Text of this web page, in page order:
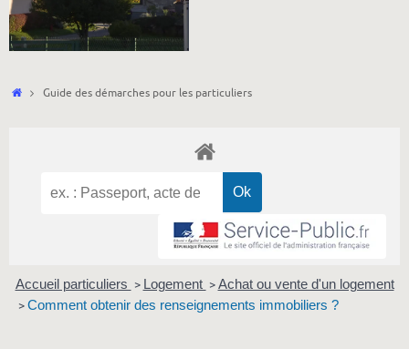
Accueil
Guide des démarches pour les particuliers
Accueil particuliers > Logement > Achat ou vente d'un logement
> Comment obtenir des renseignements immobiliers ?